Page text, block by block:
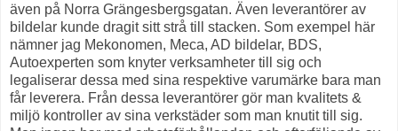
även på Norra Grängesbergsgatan. Även leverantörer av
bildelar kunde dragit sitt strå till stacken. Som exempel här
nämner jag Mekonomen, Meca, AD bildelar, BDS,
Autoexperten som knyter verksamheter till sig och
legaliserar dessa med sina respektive varumärke bara man
får leverera. Från dessa leverantörer gör man kvalitets &
miljö kontroller av sina verkstäder som man knutit till sig.